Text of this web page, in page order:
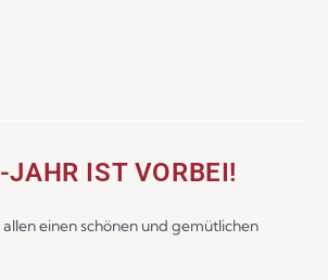
JAHR IST VORBEI!
einen schönen und gemütlichen